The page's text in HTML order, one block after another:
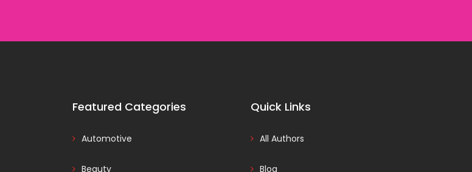
Featured Categories
Automotive
Beauty
Quick Links
All Authors
Blog